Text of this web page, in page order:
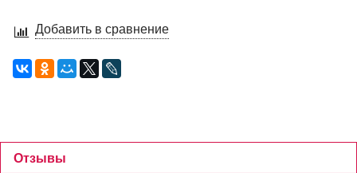
Добавить в сравнение
Отзывы